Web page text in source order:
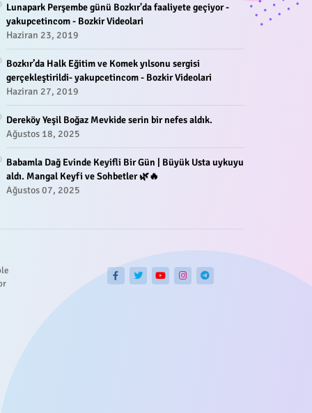
Lunapark Perşembe günü Bozkır'da faaliyete geçiyor -
yakupcetincom - Bozkir Videolari
Haziran 23, 2019
Bozkır’da Halk Eğitim ve Komek yılsonu sergisi
gerçekleştirildi- yakupcetincom - Bozkir Videolari
Haziran 27, 2019
Dereköy Yeşil Boğaz Mevkide serin bir nefes aldık.
Ağustos 18, 2025
Babamla Dağ Evinde Keyifli Bir Gün | Büyük Usta uykuyu
aldı. Mangal Keyfi ve Sohbetler 🌿🔥
Ağustos 07, 2025